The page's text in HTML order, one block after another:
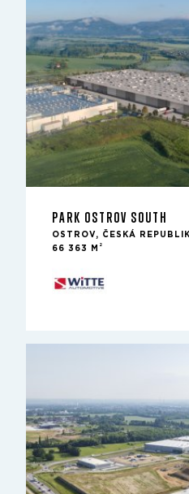
PARK OSTROV SOUTH
OSTROV, ČESKÁ
66 363 M
2